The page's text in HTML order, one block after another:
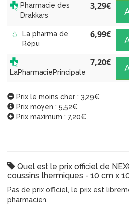
Pharmacie des
Drakkars
3,29€
La pharma de
Répu
6,99€
LaPharmaciePrincipale
7,20€
Prix le moins cher : 3,29€
Prix moyen : 5,52€
Prix maximum : 7,20€
Quel est le prix officiel de
coussins thermiques - 10 cm x
Pas de prix officiel, le prix est
pharmacien.